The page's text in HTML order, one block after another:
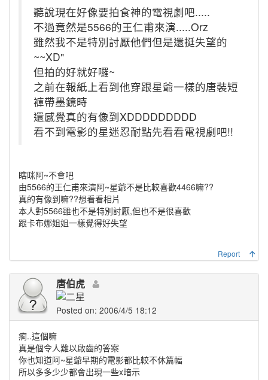
聽說現在好像要拍食神的電視劇吧.....
不過竟然是5566的王仁甫來演.....Orz
雖然我不是特別討厭他們但是還挺失望的
~~XD"
但拍的好就好囉~
之前在報紙上看到他穿跟星爺一樣的唐裝短
褲帶墨鏡時
還感覺真的有像到XDDDDDDDDD
看不到電影的星迷忍耐點先看看電視劇吧!!
瞎咪阿~不會吧
由5566的王仁甫來演阿~星爺不是比較喜歡4466嘛??
真的有像到嘛??想看看相片
本人對5566雖也不是特別討厭,但也不是很喜歡
跟卡布娜姐姐一樣覺得好失望
Report
唐伯虎
Posted on: 2006/4/5 18:12
痾..這個嘛
真是個令人難以啟齒的答案
你也知道阿~星爺早期的電影都比較不休篇幅
所以多多少少都會出現一些x暗示